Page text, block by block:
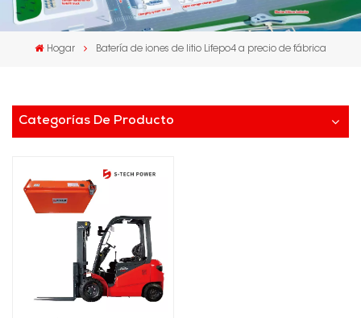
Hogar Batería de iones de litio Lifepo4 a precio de fábrica
Categorías De Producto